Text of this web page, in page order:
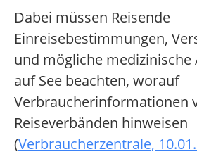
Dabei müssen Reisende
Einreisebestimmungen,
und mögliche
auf See beachten, worauf
Verbraucherinformationen
Reiseverbänden hinweisen
(Verbraucherzentrale,